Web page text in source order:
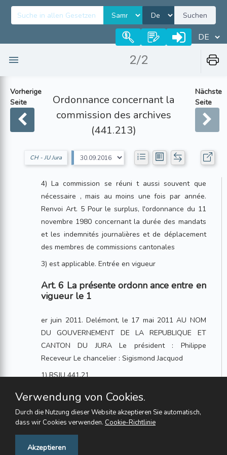
Suchen
2/2
Vorherige
Seite
Ordonnance concernant la
commission des archives
(441.213)
Nächste
Seite
CH - JU Jura
4) La commission se réuni t aussi souvent que
nécessaire , mais au moins une fois par année.
Renvoi Art. 5 Pour le surplus, l'ordonnance du 11
novembre 1980 concernant la durée des mandats
et les indemnités journalières et de déplacement
des membres de commissions cantonales
3) est applicable. Entrée en vigueur
Art. 6 La présente ordonn ance entre en
vigueur le 1
er juin 2011. Delémont, le 17 mai 2011 AU NOM
DU GOUVERNEMENT DE LA REPUBLIQUE ET
CANTON DU JURA Le président : Philippe
Receveur Le chancelier : Sigismond Jacquod
1) RSJU 441.21
2) RSJU 172.111
3) RSJU 172.356
4) Nouvelle teneur selon le ch. I de l'ordonnance
du 23 août 2016, en vigueur depuis le
Verwendung von Cookies.
Durch die Nutzung dieser Website akzeptieren Sie automatisch,
dass wir Cookies verwenden. Cookie-Richtlinie
Akzeptieren